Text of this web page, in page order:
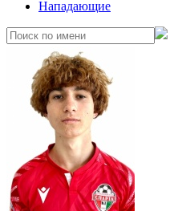
Нападающие